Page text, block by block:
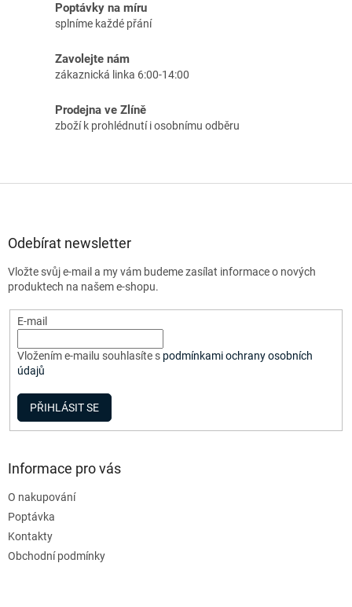
Poptávky na míru
splníme každé přání
Zavolejte nám
zákaznická linka 6:00-14:00
Prodejna ve Zlíně
zboží k prohlédnutí i osobnímu odběru
Odebírat newsletter
Vložte svůj e-mail a my vám budeme zasílat informace o nových
produktech na našem e-shopu.
E-mail
Vložením e-mailu souhlasíte s podmínkami ochrany osobních
údajů
PŘIHLÁSIT SE
Informace pro vás
O nakupování
Poptávka
Kontakty
Obchodní podmínky